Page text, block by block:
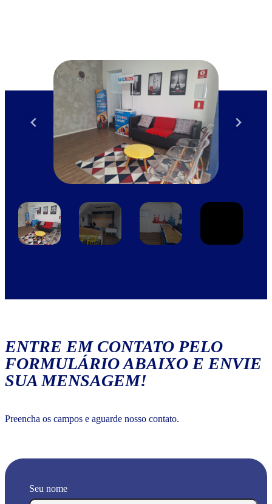
ENTRE EM CONTATO PELO
FORMULÁRIO ABAIXO E ENVIE
SUA MENSAGEM!
Preencha os campos e aguarde nosso contato.
Seu nome